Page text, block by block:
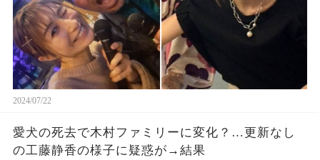
2024/07/22
愛犬の死去で木村ファミリーに変化？…更新なし
の工藤静香の様子に疑惑が→結果